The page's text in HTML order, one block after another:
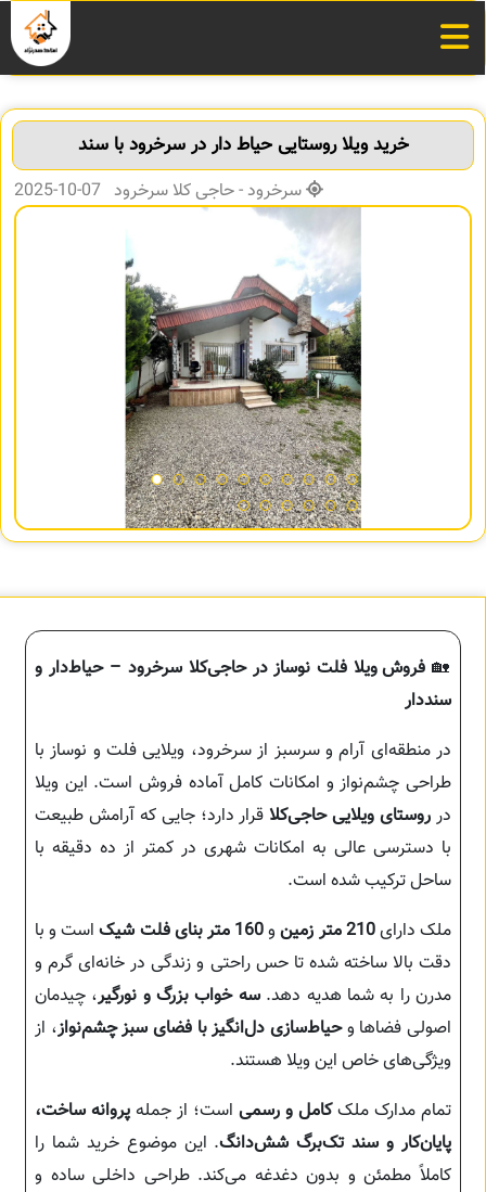
خرید ویلا روستایی حیاط دار در سرخرود با سند
سرخرود - حاجی کلا سرخرود 07-10-2025
🏡 فروش ویلا فلت نوساز در حاجی‌کلا سرخرود – حیاط‌دار و
سنددار
در منطقه‌ای آرام و سرسبز از سرخرود، ویلایی فلت و نوساز با
طراحی چشم‌نواز و امکانات کامل آماده فروش است. این ویلا
در روستای ویلایی حاجی‌کلاقرار دارد؛ جایی که آرامش طبیعت
با دسترسی عالی به امکانات شهری در کمتر از ده دقیقه با
ساحل ترکیب شده است.
ملک دارای210 متر زمین و160 متر بنای فلت شیک
است و با
دقت بالا ساخته شده تا حس راحتی و زندگی در خانه‌ای گرم و
مدرن را به شما هدیه دهد.سه خواب بزرگ و نورگیر، چیدمان
اصولی فضاها وحیاط‌سازی دل‌انگیز با فضای سبز چشم‌نواز، از
ویژگی‌های خاص این ویلا هستند.
تمام مدارک ملککامل و رسمی است؛ از جمله پروانه ساخت،
پایان‌کار و سند تک‌برگ شش‌دانگ. این موضوع خرید شما را
کاملاً مطمئن و بدون دغدغه می‌کند. طراحی داخلی ساده و